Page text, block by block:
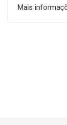
Mais